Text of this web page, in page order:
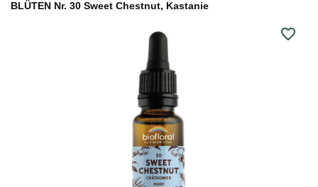
BLÜTEN Nr. 30 Sweet Chestnut, Kastanie
favorite_border